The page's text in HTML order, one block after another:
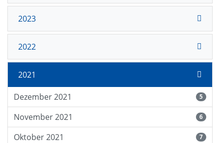
2023
2022
2021
Dezember 2021 5
November 2021 6
Oktober 2021 7